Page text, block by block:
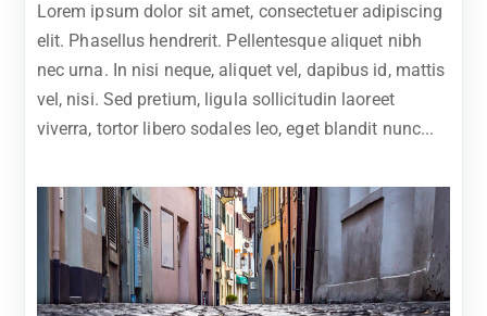
Lorem ipsum dolor sit amet, consectetuer adipiscing
elit. Phasellus hendrerit. Pellentesque aliquet nibh
nec urna. In nisi neque, aliquet vel, dapibus id, mattis
vel, nisi. Sed pretium, ligula sollicitudin laoreet
viverra, tortor libero sodales leo, eget blandit nunc...